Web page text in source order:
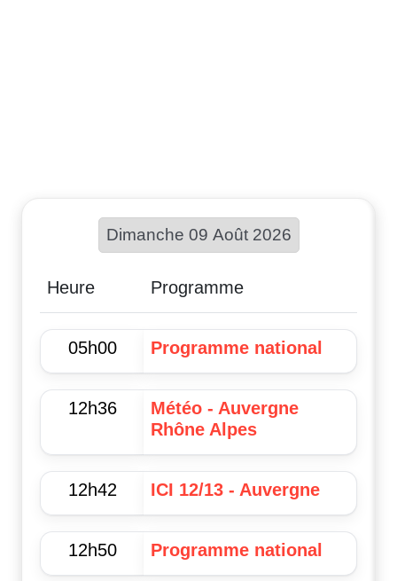
Choisir une date :
Heure Programme
05h00 Programme national
12h36
Météo - Auvergne
Rhône Alpes
12h42 ICI 12/13 - Auvergne
12h50 Programme national